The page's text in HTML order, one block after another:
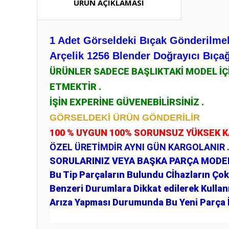
ÜRÜN AÇIKLAMASI
1 Adet Görseldeki Bıçak
Arçelik 1256 Blender Doğrayıcı
ÜRÜNLER SADECE BAŞLIKTAKİ MODEL
ETMEKTİR .
İŞİN EXPERİNE GÜVENEBİLİRSİNİZ .
GÖRSELDEKİ ÜRÜN GÖNDERİLİR
100 % UYGUN 100% SORUNSUZ YÜKSEK
ÖZEL ÜRETİMDİR AYNI GÜN KARGOLANIR .
SORULARINIZ VEYA BAŞKA PARÇA
Bu Tip Parçaların Bulundu Cİhazların
Benzeri Durumlara Dikkat edilerek
Arıza Yapması Durumunda Bu Yeni